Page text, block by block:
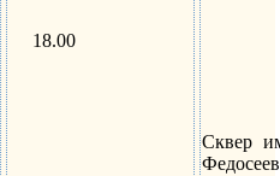
18.00
Сквер